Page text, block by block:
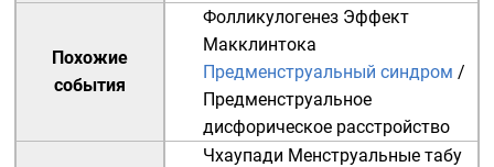
Похожие
события
Фолликулогенез Эффект
Макклинтока
Предменструальный синдром /
Предменструальное
дисфорическое расстройство
Чхаупади Менструальные табу